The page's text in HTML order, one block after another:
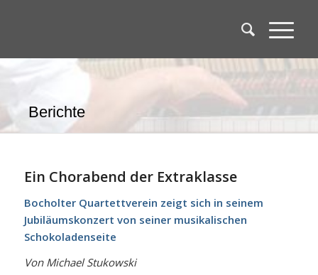
Berichte
Ein Chorabend der Extraklasse
Bocholter Quartettverein zeigt sich in seinem
Jubiläumskonzert von seiner musikalischen
Schokoladenseite
Von Michael Stukowski